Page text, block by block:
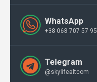
WhatsApp
+38 068 707 57 95
Telegram
@skylifealtcom